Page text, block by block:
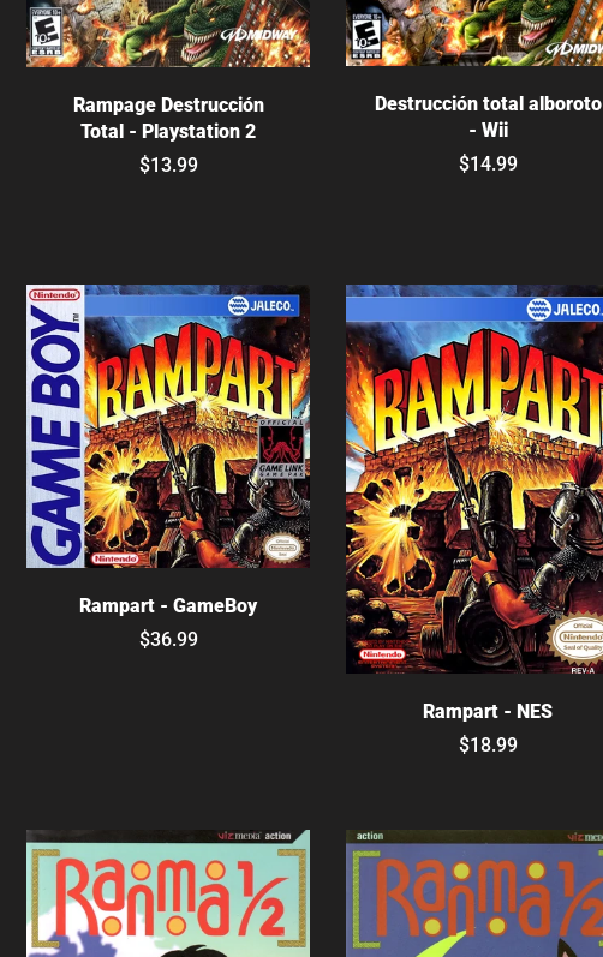
Rampage Destrucción
Total - Playstation 2
$13.99
Destrucción total alboroto
- Wii
$14.99
Rampart - GameBoy
$36.99
Rampart - NES
$18.99